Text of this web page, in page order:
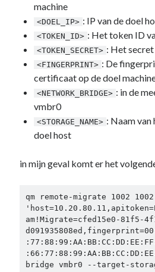
machine
<DOEL_IP> : IP van de doel
<TOKEN_ID> : Het token ID
<TOKEN_SECRET> : Het
<FINGERPRINT> : De
certificaat op de doel
<NETWORK_BRIDGE> : in de
vmbr0
<STORAGE_NAME> : Naam
doel host
in mijn geval komt er het
qm remote-migrate 1002 1002
am!Migrate=cfed15e0-81f5-
bridge vmbr0 --target-